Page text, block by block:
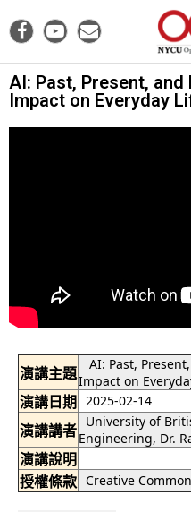
AI: Past, Present,
Impact on Everyday
演講主題
AI: Past,
Impact on
演講日期 2025-02-14
演講講者 University of
Engineering, Dr.
演講說明
授權條款 Creative